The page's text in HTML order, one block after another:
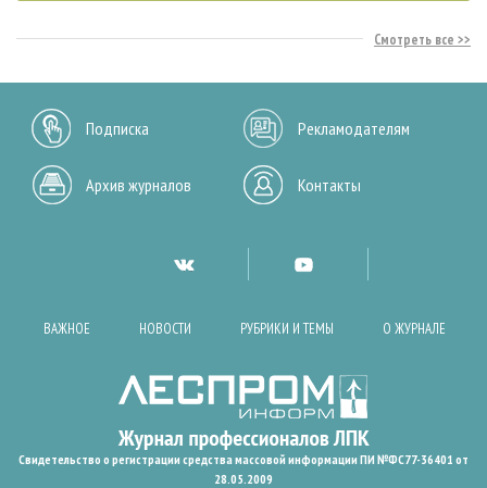
Смотреть все
Подписка Рекламодателям
Архив журналов Контакты
ВАЖНОЕ НОВОСТИ РУБРИКИ И ТЕМЫ О ЖУРНАЛЕ
Свидетельство о регистрации средства массовой информации ПИ №ФС77-36401 от
28.05.2009